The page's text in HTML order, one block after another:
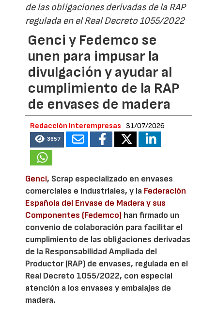
de las obligaciones derivadas de la RAP
regulada en el Real Decreto 1055/2022
Genci y Fedemco se
unen para impusar la
divulgación y ayudar al
cumplimiento de la RAP
de envases de madera
Redacción Interempresas 31/07/2026
3657
Genci, Scrap especializado en envases
comerciales e industriales, y la Federación
Española del Envase de Madera y sus
Componentes (Fedemco) han firmado un
convenio de colaboración para facilitar el
cumplimiento de las obligaciones derivadas
de la Responsabilidad Ampliada del
Productor (RAP) de envases, regulada en el
Real Decreto 1055/2022, con especial
atención a los envases y embalajes de
madera.